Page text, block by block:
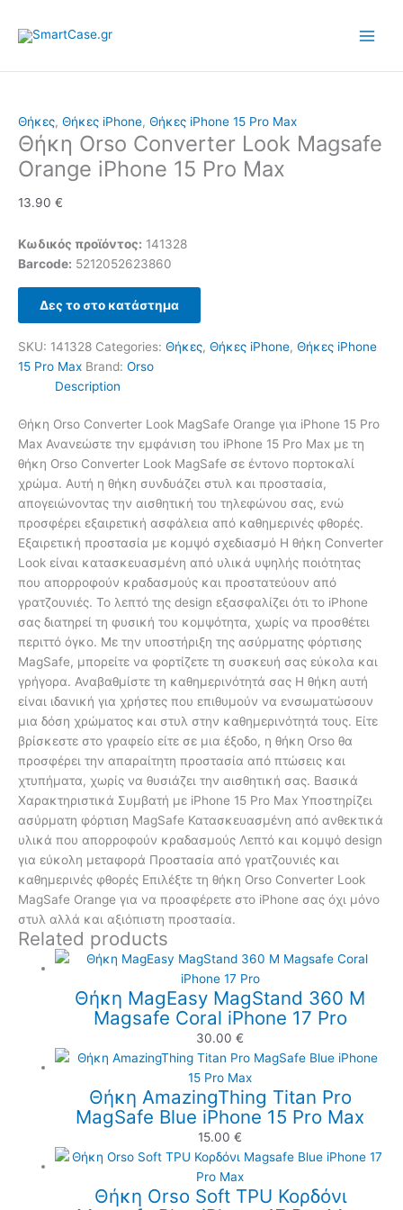
Θήκες, Θήκες iPhone, Θήκες iPhone 15 Pro Max
Θήκη Orso Converter Look Magsafe
Orange iPhone 15 Pro Max
13.90 €
Κωδικός προϊόντος: 141328
Barcode: 5212052623860
Δες το στο κατάστημα
SKU: 141328 Categories: Θήκες, Θήκες iPhone, Θήκες iPhone
15 Pro Max Brand: Orso
Description
Θήκη Orso Converter Look MagSafe Orange για iPhone 15 Pro
Max Ανανεώστε την εμφάνιση του iPhone 15 Pro Max με τη
θήκη Orso Converter Look MagSafe σε έντονο πορτοκαλί
χρώμα. Αυτή η θήκη συνδυάζει στυλ και προστασία,
απογειώνοντας την αισθητική του τηλεφώνου σας, ενώ
προσφέρει εξαιρετική ασφάλεια από καθημερινές φθορές.
Εξαιρετική προστασία με κομψό σχεδιασμό Η θήκη Converter
Look είναι κατασκευασμένη από υλικά υψηλής ποιότητας
που απορροφούν κραδασμούς και προστατεύουν από
γρατζουνιές. Το λεπτό της design εξασφαλίζει ότι το iPhone
σας διατηρεί τη φυσική του κομψότητα, χωρίς να προσθέτει
περιττό όγκο. Με την υποστήριξη της ασύρματης φόρτισης
MagSafe, μπορείτε να φορτίζετε τη συσκευή σας εύκολα και
γρήγορα. Αναβαθμίστε τη καθημερινότητά σας Η θήκη αυτή
είναι ιδανική για χρήστες που επιθυμούν να ενσωματώσουν
μια δόση χρώματος και στυλ στην καθημερινότητά τους. Είτε
βρίσκεστε στο γραφείο είτε σε μια έξοδο, η θήκη Orso θα
προσφέρει την απαραίτητη προστασία από πτώσεις και
χτυπήματα, χωρίς να θυσιάζει την αισθητική σας. Βασικά
Χαρακτηριστικά Συμβατή με iPhone 15 Pro Max Υποστηρίζει
ασύρματη φόρτιση MagSafe Κατασκευασμένη από ανθεκτικά
υλικά που απορροφούν κραδασμούς Λεπτό και κομψό design
για εύκολη μεταφορά Προστασία από γρατζουνιές και
καθημερινές φθορές Επιλέξτε τη θήκη Orso Converter Look
MagSafe Orange για να προσφέρετε στο iPhone σας όχι μόνο
στυλ αλλά και αξιόπιστη προστασία.
Related products
Θήκη MagEasy MagStand 360 M
Magsafe Coral iPhone 17 Pro
30.00€
Θήκη AmazingThing Titan Pro
MagSafe Blue iPhone 15 Pro Max
15.00€
Θήκη Orso Soft TPU Κορδόνι